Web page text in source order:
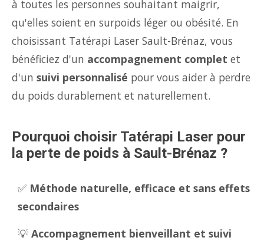
à toutes les personnes souhaitant maigrir,
qu'elles soient en surpoids léger ou obésité. En
choisissant Tatérapi Laser Sault-Brénaz, vous
bénéficiez d'un accompagnement complet et
d'un suivi personnalisé pour vous aider à perdre
du poids durablement et naturellement.
Pourquoi choisir Tatérapi Laser pour
la perte de poids à Sault-Brénaz ?
✅ Méthode naturelle, efficace et sans effets
secondaires
💡 Accompagnement bienveillant et suivi